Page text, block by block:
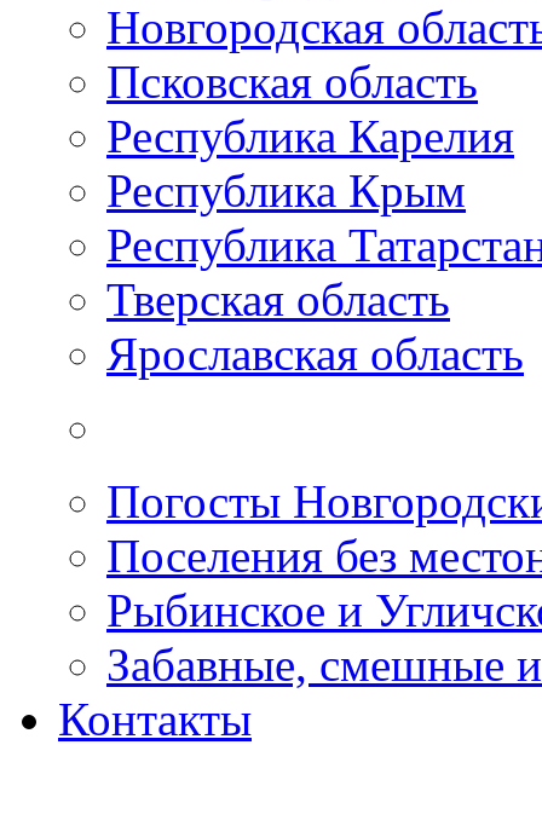
Новгородская
Псковская область
Республика Карелия
Республика Крым
Республика
Тверская область
Ярославская область
Погосты
Поселения без
Рыбинское и
Забавные, смешные
Контакты